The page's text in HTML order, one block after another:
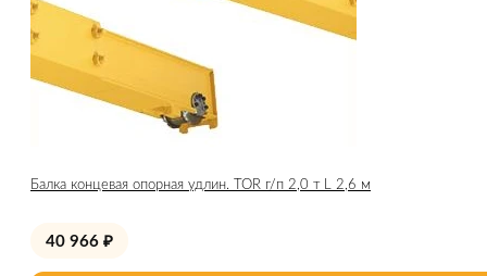
Балка концевая опорная удлин. TOR г/п 2,0 т L 2,6 м
40 966 ₽